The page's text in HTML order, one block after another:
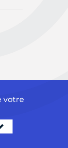
votre